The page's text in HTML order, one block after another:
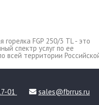
FGP 250/3 TL - это
спектр услуг по ее
всей территории
01 sales@fbrrus.ru